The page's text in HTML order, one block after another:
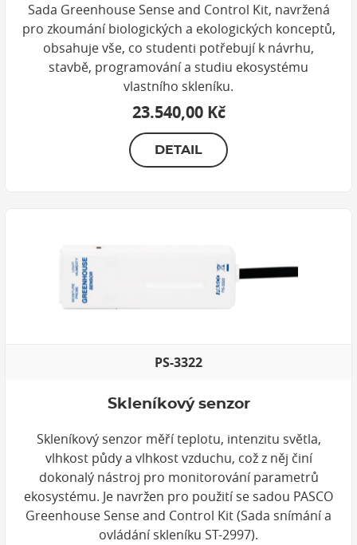
Sada Greenhouse Sense and Control Kit, navržená
pro zkoumání biologických a ekologických konceptů,
obsahuje vše, co studenti potřebují k návrhu,
stavbě, programování a studiu ekosystému
vlastního skleníku.
23.540,00 Kč
DETAIL
PS-3322
Skleníkový senzor
Skleníkový senzor měří teplotu, intenzitu světla,
vlhkost půdy a vlhkost vzduchu, což z něj činí
dokonalý nástroj pro monitorování parametrů
ekosystému. Je navržen pro použití se sadou PASCO
Greenhouse Sense and Control Kit (Sada snímání a
ovládání skleníku ST-2997).